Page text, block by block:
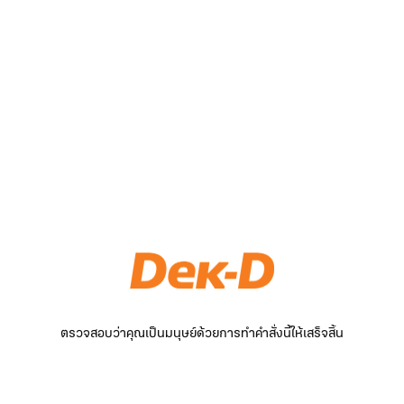
ตรวจสอบว่าคุณเป็นมนุษย์ด้วยการทำคำสั่งนี้ให้เสร็จสิ้น